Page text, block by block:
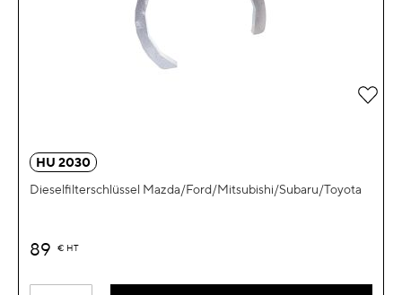
HU 2030
Dieselfilterschlüssel Mazda/Ford/Mitsubishi/Subaru/Toyota
89 € HT
Zur